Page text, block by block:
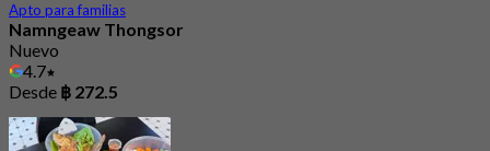
Apto para familias
Namngeaw Thongsor
Nuevo
4.7
Desde ฿ 272.5